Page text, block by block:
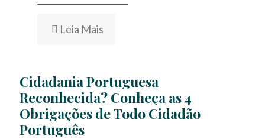
Leia Mais
Cidadania Portuguesa
Reconhecida? Conheça as 4
Obrigações de Todo Cidadão
Português